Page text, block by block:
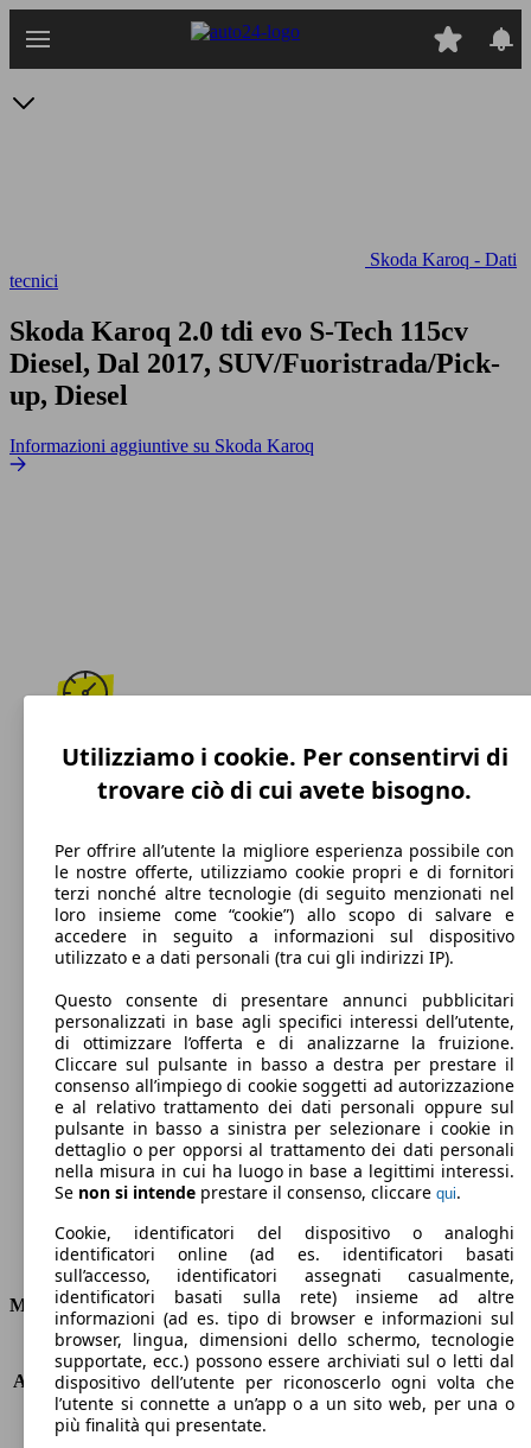
Skoda Karoq - Dati
tecnici
Skoda Karoq 2.0 tdi evo S-Tech 115cv
Diesel, Dal 2017, SUV/Fuoristrada/Pick-
up, Diesel
Informazioni aggiuntive su Skoda Karoq
190 km/h
Velocità massima
Diesel
Carburante
114 g/km
Emissioni di CO2 (combinato)*
Consumi
Motore e Prestazioni
KW (PS)
85 kW (115 PS)
Accelerazione (0-100 km/h)
10.6s
Velocità massima (km/h)
190 km/h
Numero di marce
6
Utilizziamo i cookie. Per consentirvi di
trovare ciò di cui avete bisogno.
Per offrire all’utente la migliore esperienza possibile con
le nostre offerte, utilizziamo cookie propri e di fornitori
terzi nonché altre tecnologie (di seguito menzionati nel
loro insieme come “cookie”) allo scopo di salvare e
accedere in seguito a informazioni sul dispositivo
utilizzato e a dati personali (tra cui gli indirizzi IP).
Questo consente di presentare annunci pubblicitari
personalizzati in base agli specifici interessi dell’utente,
di ottimizzare l’offerta e di analizzarne la fruizione.
Cliccare sul pulsante in basso a destra per prestare il
consenso all’impiego di cookie soggetti ad autorizzazione
e al relativo trattamento dei dati personali oppure sul
pulsante in basso a sinistra per selezionare i cookie in
dettaglio o per opporsi al trattamento dei dati personali
nella misura in cui ha luogo in base a legittimi interessi.
Se non si intende prestare il consenso, cliccare qui.
Cookie, identificatori del dispositivo o analoghi
identificatori online (ad es. identificatori basati
sull’accesso, identificatori assegnati casualmente,
identificatori basati sulla rete) insieme ad altre
informazioni (ad es. tipo di browser e informazioni sul
browser, lingua, dimensioni dello schermo, tecnologie
supportate, ecc.) possono essere archiviati sul o letti dal
dispositivo dell’utente per riconoscerlo ogni volta che
l’utente si connette a un’app o a un sito web, per una o
più finalità qui presentate.